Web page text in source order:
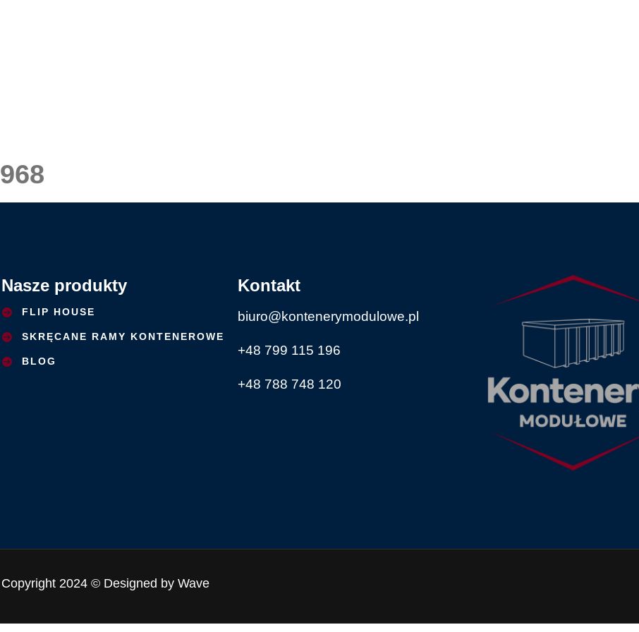
968
Nasze produkty
FLIP HOUSE
SKRĘCANE RAMY KONTENEROWE
BLOG
Kontakt
biuro@kontenerymodulowe.pl
+48 799 115 196
+48 788 748 120
Copyright 2024 © Designed by Wave